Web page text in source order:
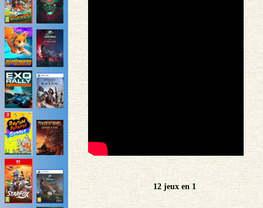
12 jeux en 1